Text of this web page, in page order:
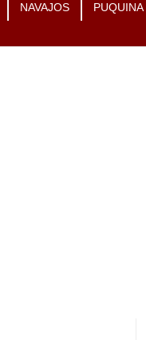
NAVAJOS PUQUINA